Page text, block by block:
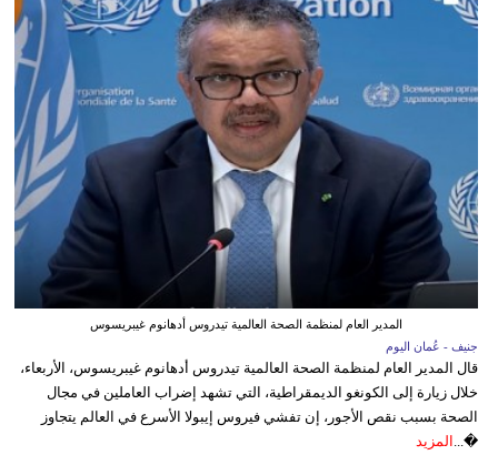
المدير العام لمنظمة الصحة العالمية تيدروس أدهانوم غيبريسوس
جنيف - عُمان اليوم
قال المدير العام لمنظمة الصحة العالمية تيدروس أدهانوم غيبريسوس، الأربعاء،
خلال زيارة إلى الكونغو الديمقراطية، التي تشهد إضراب العاملين في مجال
الصحة بسبب نقص الأجور، إن تفشي فيروس إيبولا الأسرع في العالم يتجاوز
�... المزيد